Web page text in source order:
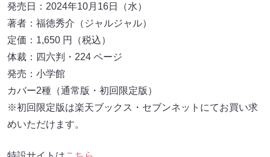
発売日：2024年10月16日（水）
著者：福徳秀介（ジャルジャル）
定価：1,650 円（税込）
体裁：四六判・224 ページ
発売：小学館
カバー2種（通常版・初回限定版）
※初回限定版は楽天ブックス・セブンネットにてお買い求
めいただけます。